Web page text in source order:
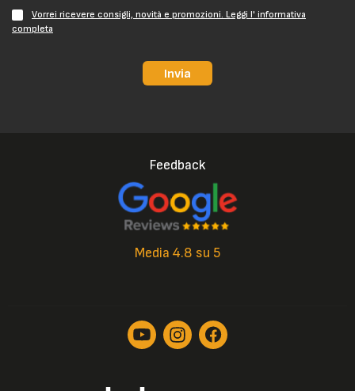
Vorrei ricevere consigli, novità e promozioni. Leggi l' informativa
completa
Invia
Feedback
Media 4.8 su 5